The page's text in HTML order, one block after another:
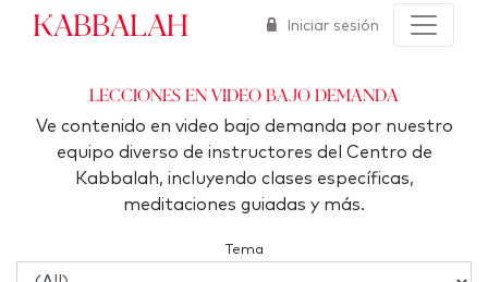
Kabbalah Iniciar sesión
Lecciones en video bajo demanda
Ve contenido en video bajo demanda por nuestro
equipo diverso de instructores del Centro de
Kabbalah, incluyendo clases específicas,
meditaciones guiadas y más.
Tema